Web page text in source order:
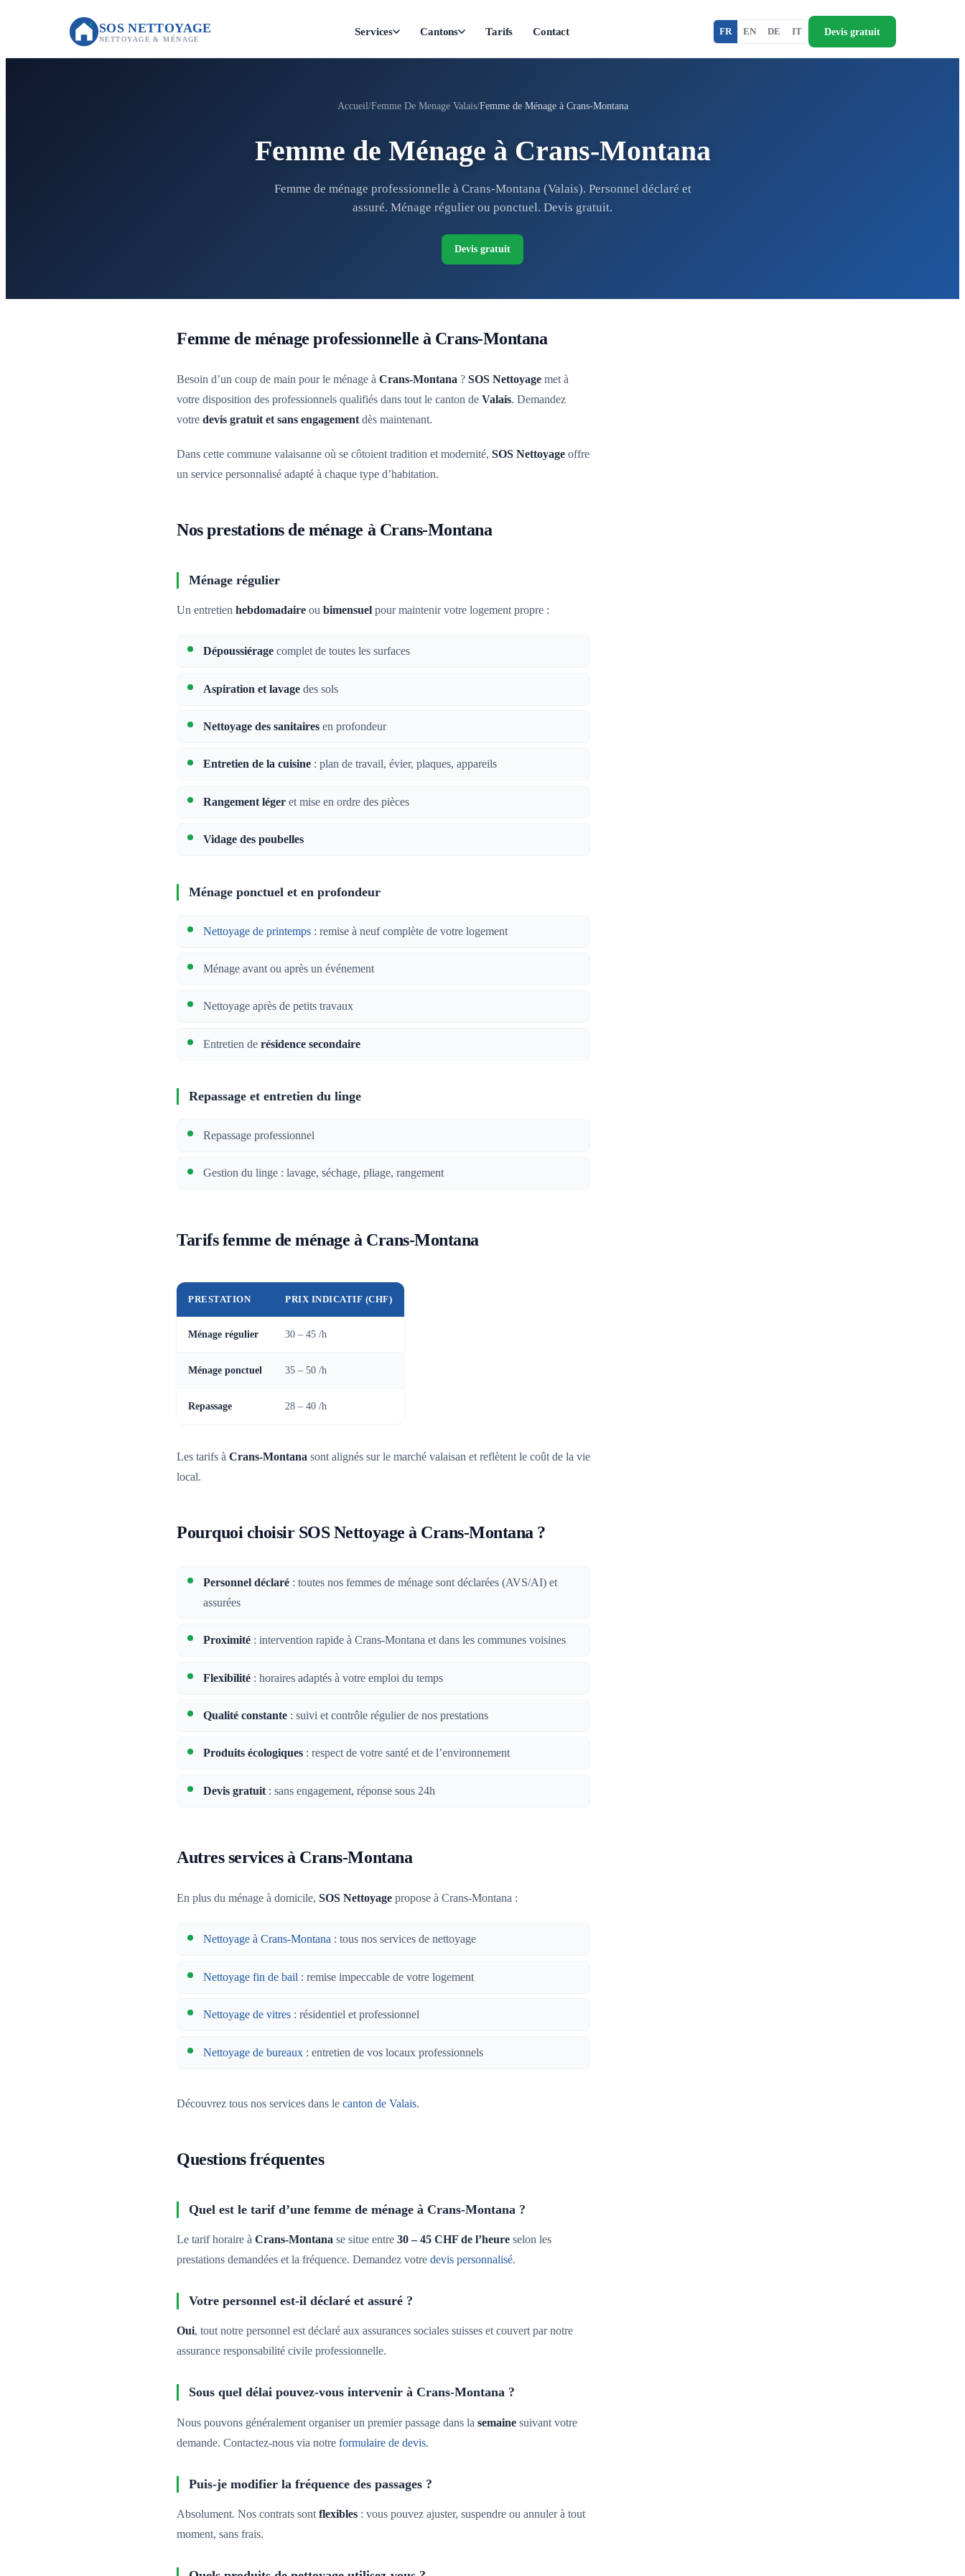
SOS NETTOYAGE
NETTOYAGE & MÉNAGE
Services Cantons Tarifs Contact FR EN DE IT Devis gratuit
Accueil Femme De Menage Valais Femme de Ménage à Crans-Montana
Femme de Ménage à Crans-Montana
Femme de ménage professionnelle à Crans-Montana (Valais). Personnel déclaré et
assuré. Ménage régulier ou ponctuel. Devis gratuit.
Devis gratuit
Femme de ménage professionnelle à Crans-Montana
Besoin d’un coup de main pour le ménage à Crans-Montana ? SOS Nettoyage met à
votre disposition des professionnels qualifiés dans tout le canton de Valais. Demandez
votre devis gratuit et sans engagementdès maintenant.
Dans cette commune valaisanne où se côtoient tradition et modernité, SOS Nettoyage offre
un service personnalisé adapté à chaque type d’habitation.
Nos prestations de ménage à Crans-Montana
Ménage régulier
Un entretien hebdomadaire ou bimensuel pour maintenir votre logement propre :
Dépoussiérage complet de toutes les surfaces
Aspiration et lavage des sols
Nettoyage des sanitaires en profondeur
Entretien de la cuisine : plan de travail, évier, plaques, appareils
Rangement léger et mise en ordre des pièces
Vidage des poubelles
Ménage ponctuel et en profondeur
Nettoyage de printemps : remise à neuf complète de votre logement
Ménage avant ou après un événement
Nettoyage après de petits travaux
Entretien de résidence secondaire
Repassage et entretien du linge
Repassage professionnel
Gestion du linge : lavage, séchage, pliage, rangement
Tarifs femme de ménage à Crans-Montana
PRESTATION PRIX INDICATIF (CHF)
Ménage régulier 30 – 45 /h
Ménage ponctuel 35 – 50 /h
Repassage 28 – 40 /h
Les tarifs à Crans-Montana sont alignés sur le marché valaisan et reflètent le coût de la vie
local.
Pourquoi choisir SOS Nettoyage à Crans-Montana ?
Personnel déclaré : toutes nos femmes de ménage sont déclarées (AVS/AI) et
assurées
Proximité : intervention rapide à Crans-Montana et dans les communes voisines
Flexibilité : horaires adaptés à votre emploi du temps
Qualité constante : suivi et contrôle régulier de nos prestations
Produits écologiques : respect de votre santé et de l’environnement
Devis gratuit: sans engagement, réponse sous 24h
Autres services à Crans-Montana
En plus du ménage à domicile, SOS Nettoyage propose à Crans-Montana :
Nettoyage à Crans-Montana : tous nos services de nettoyage
Nettoyage fin de bail : remise impeccable de votre logement
Nettoyage de vitres : résidentiel et professionnel
Nettoyage de bureaux : entretien de vos locaux professionnels
Découvrez tous nos services dans le canton de Valais.
Questions fréquentes
Quel est le tarif d’une femme de ménage à Crans-Montana ?
Le tarif horaire à Crans-Montana se situe entre 30 – 45 CHF de l’heure selon les
prestations demandées et la fréquence. Demandez votre devis personnalisé.
Votre personnel est-il déclaré et assuré ?
Oui, tout notre personnel est déclaré aux assurances sociales suisses et couvert par notre
assurance responsabilité civile professionnelle.
Sous quel délai pouvez-vous intervenir à Crans-Montana ?
Nous pouvons généralement organiser un premier passage dans la semaine suivant votre
demande. Contactez-nous via notre formulaire de devis.
Puis-je modifier la fréquence des passages ?
Absolument. Nos contrats sontflexibles : vous pouvez ajuster, suspendre ou annuler à tout
moment, sans frais.